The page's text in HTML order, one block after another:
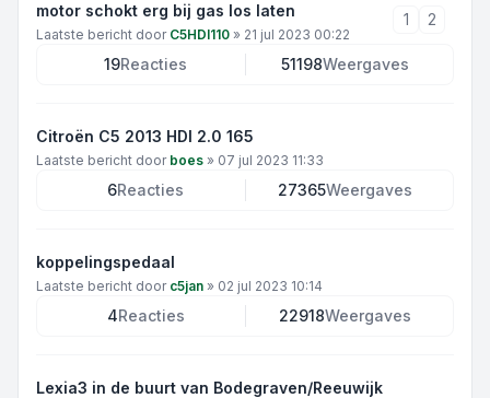
motor schokt erg bij gas los laten
Laatste bericht door C5HDI110 » 21 jul 2023 00:22
1 2
19Reacties 51198Weergaves
Citroën C5 2013 HDI 2.0 165
Laatste bericht door boes » 07 jul 2023 11:33
6Reacties 27365Weergaves
koppelingspedaal
Laatste bericht door c5jan » 02 jul 2023 10:14
4Reacties 22918Weergaves
Lexia3 in de buurt van Bodegraven/Reeuwijk